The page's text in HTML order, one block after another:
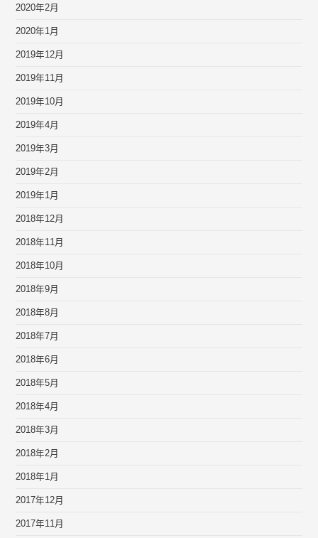
2020年2月
2020年1月
2019年12月
2019年11月
2019年10月
2019年4月
2019年3月
2019年2月
2019年1月
2018年12月
2018年11月
2018年10月
2018年9月
2018年8月
2018年7月
2018年6月
2018年5月
2018年4月
2018年3月
2018年2月
2018年1月
2017年12月
2017年11月